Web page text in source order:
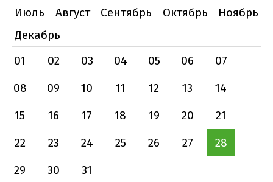
Июль
Август Сентябрь Октябрь
Ноябрь
Декабрь
01
02 03 04 05 06
07
08
09 10 11 12 13
14
15
16 17 18 19 20
21
22
23 24 25 26 27
28
29
30 31